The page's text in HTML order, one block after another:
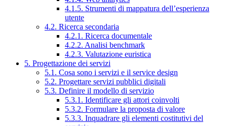
4.1.5. Strumenti di mappatura dell’esperienza
utente
4.2. Ricerca secondaria
4.2.1. Ricerca documentale
4.2.2. Analisi benchmark
4.2.3. Valutazione euristica
5. Progettazione dei servizi
5.1. Cosa sono i servizi e il service design
5.2. Progettare servizi pubblici digitali
5.3. Definire il modello di servizio
5.3.1. Identificare gli attori coinvolti
5.3.2. Formulare la proposta di valore
5.3.3. Inquadrare gli elementi costitutivi del